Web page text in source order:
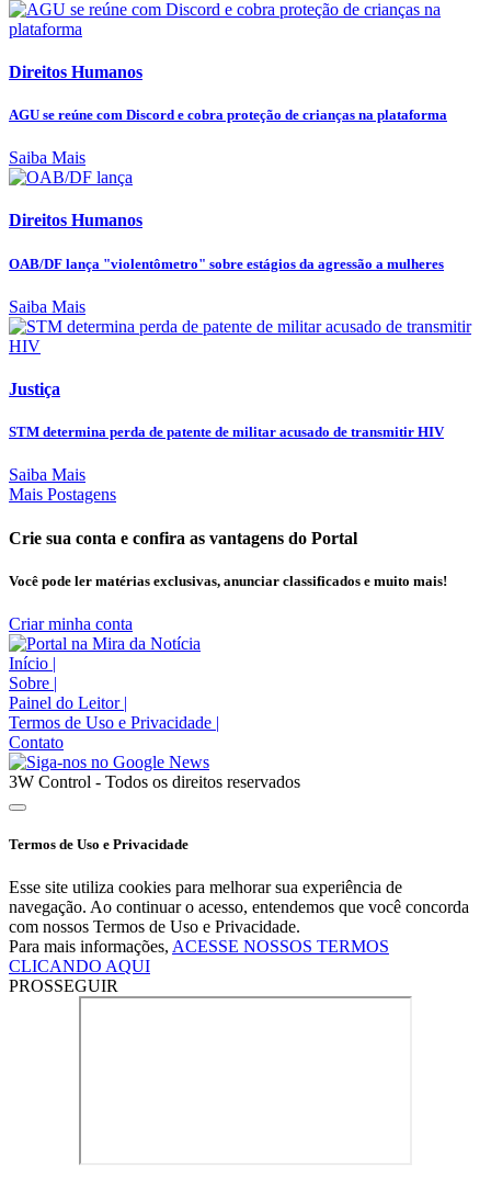
Direitos Humanos
AGU se reúne com Discord e cobra proteção de crianças na plataforma
Saiba Mais
Direitos Humanos
OAB/DF lança "violentômetro" sobre estágios da agressão a mulheres
Saiba Mais
Justiça
STM determina perda de patente de militar acusado de transmitir HIV
Saiba Mais
Mais Postagens
Crie sua conta e confira as vantagens do Portal
Você pode ler matérias exclusivas, anunciar classificados e muito mais!
Criar minha conta
Início |
Sobre |
Painel do Leitor |
Termos de Uso e Privacidade |
Contato
3W Control - Todos os direitos reservados
Termos de Uso e Privacidade
Esse site utiliza cookies para melhorar sua experiência de
navegação. Ao continuar o acesso, entendemos que você concorda
com nossos Termos de Uso e Privacidade.
Para mais informações, ACESSE NOSSOS TERMOS
CLICANDO AQUI
PROSSEGUIR